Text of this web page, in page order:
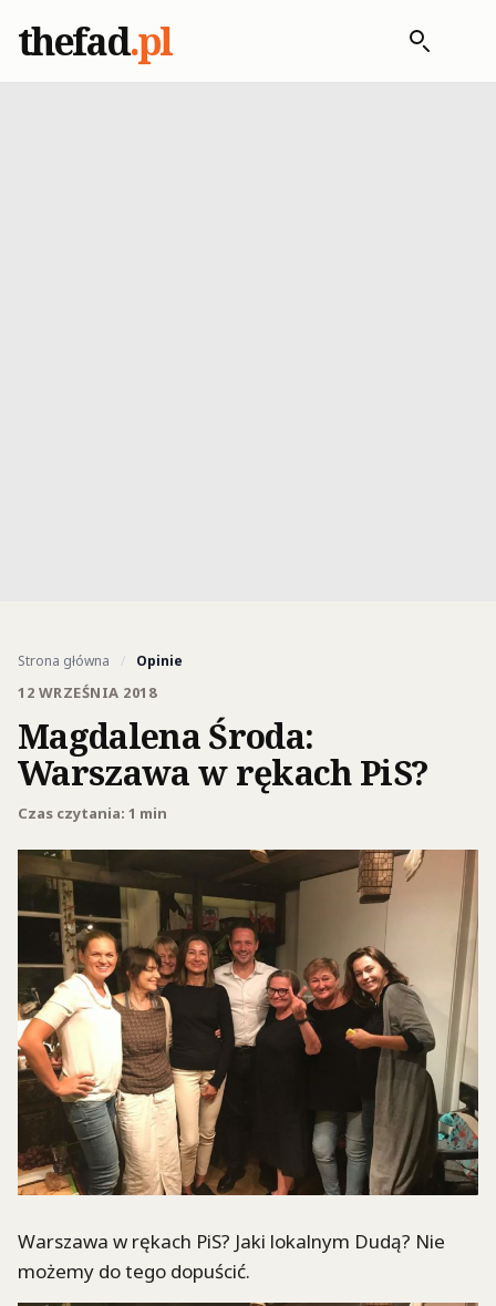
thefad.pl
Strona główna / Opinie
12 WRZEŚNIA 2018
Magdalena Środa:
Warszawa w rękach PiS?
Czas czytania: 1 min
Warszawa w rękach PiS? Jaki lokalnym Dudą? Nie
możemy do tego dopuścić.